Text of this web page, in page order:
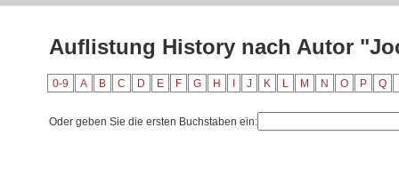
Auflistung History nach Autor
0-9 A B C D E F G H J K L M N O P Q
Oder geben Sie die ersten Buchstaben ein: